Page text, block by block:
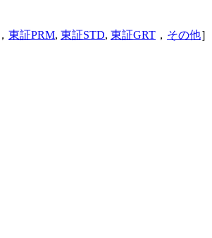
， 東証PRM, 東証STD, 東証GRT ， その他］